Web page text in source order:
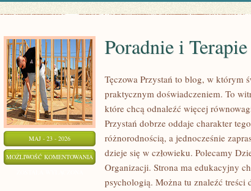
MAJ - 23 - 2026
MOŻLIWOŚĆ KOMENTOWANIA PORADNIE
TERAPIE
Poradnie i Terapie
Tęczowa Przystań to blog, w którym
praktycznym doświadczeniem. To
które chcą odnaleźć więcej
Przystań dobrze oddaje charakter
różnorodnością, a jednocześnie
dzieje się w człowieku. Polecamy
Organizacji. Strona ma edukacyjny
psychologią. Można tu znaleźć treści